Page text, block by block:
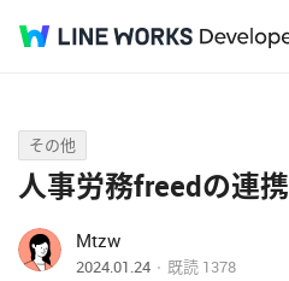
Q&A
その他
人事労務freedの連携
Mtzw
2024.01.24 既読 1378